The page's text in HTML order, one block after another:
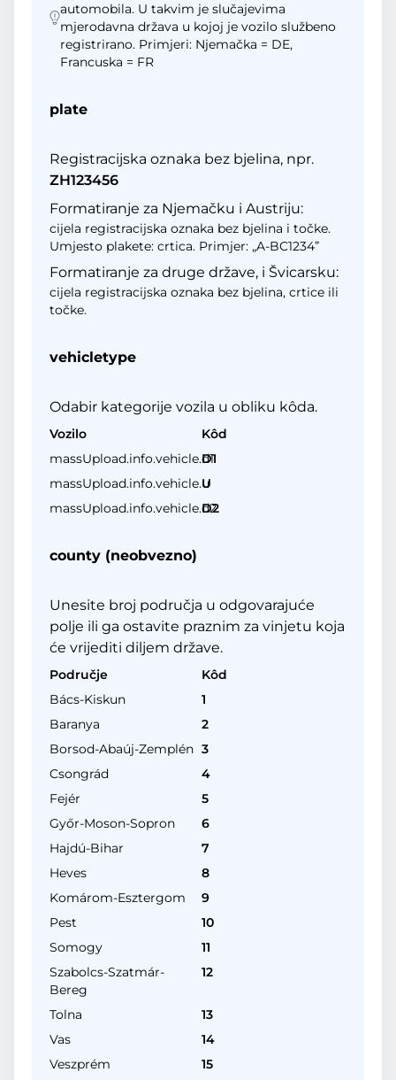
automobila. U takvim je slučajevima
mjerodavna država u kojoj je vozilo službeno
registrirano. Primjeri: Njemačka = DE,
Francuska = FR
plate
Registracijska oznaka bez bjelina, npr.
ZH123456
Formatiranje za Njemačku i Austriju:
cijela registracijska oznaka bez bjelina i točke.
Umjesto plakete: crtica. Primjer: „A-BC1234”
Formatiranje za druge države, i Švicarsku:
cijela registracijska oznaka bez bjelina, crtice ili
točke.
vehicletype
Odabir kategorije vozila u obliku kôda.
Vozilo
Kôd
massUpload.info.vehicle.d1
D1
massUpload.info.vehicle.u
U
massUpload.info.vehicle.d2
D2
county (neobvezno)
Unesite broj područja u odgovarajuće
polje ili ga ostavite praznim za vinjetu koja
će vrijediti diljem države.
Područje
Kôd
Bács-Kiskun
1
Baranya
2
Borsod-Abaúj-Zemplén 3
Csongrád
4
Fejér
5
Győr-Moson-Sopron
6
Hajdú-Bihar
7
Heves
8
Komárom-Esztergom
9
Pest
10
Somogy
11
Szabolcs-Szatmár-
Bereg
12
Tolna
13
Vas
14
Veszprém
15